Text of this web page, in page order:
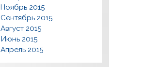
Ноябрь 2015
Сентябрь 2015
Август 2015
Июнь 2015
Апрель 2015